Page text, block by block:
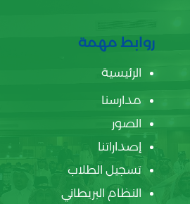
روابط مهمة
الرئيسية
مدارسنا
الصور
إصداراتنا
تسجيل الطلاب
النظام البريطاني